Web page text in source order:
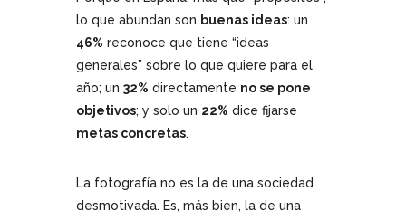
lo que abundan son buenas ideas: un
46% reconoce que tiene “ideas
generales” sobre lo que quiere para el
año; un 32% directamente no se pone
objetivos; y solo un 22% dice fijarse
metas concretas.
La fotografía no es la de una sociedad
desmotivada. Es, más bien, la de una